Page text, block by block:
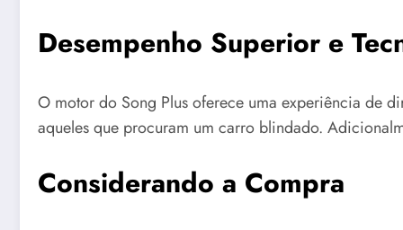
Desempenho Superior e
O motor do Song Plus oferece uma experiência de
aqueles que procuram um carro blindado.
Considerando a Compra